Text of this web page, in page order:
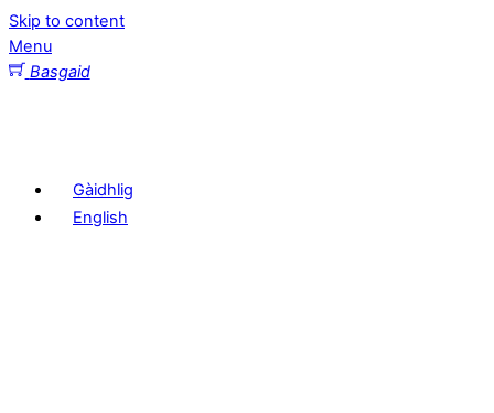
Skip to content
Menu
Basgaid
Gàidhlig
English